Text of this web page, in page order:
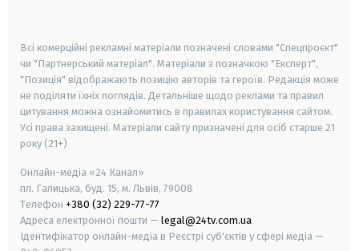
Всі комерційні рекламні матеріали позначені словами "Спецпроєкт"
чи "Партнерський матеріал". Матеріали з позначкою "Експерт",
"Позиція" відображають позицію авторів та героїв. Редакція може
не поділяти їхніх поглядів. Детальніше щодо реклами та правил
цитування можна ознайомитись в правилах користування сайтом.
Усі права захищені. Матеріали сайту призначені для осіб старше 21
року (21+)
Онлайн-медіа «24 Канал»
пл. Галицька, буд. 15, м. Львів, 79008
Телефон +380 (32) 229-77-77
Адреса електронної пошти — legal@24tv.com.ua
Ідентифікатор онлайн-медіа в Реєстрі суб'єктів у сфері медіа —